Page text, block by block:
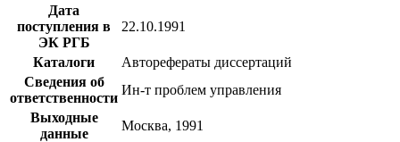
Дата
поступления в
ЭК РГБ
22.10.1991
Каталоги
Авторефераты диссертаций
Сведения об
ответственности
Ин-т проблем управления
Выходные
данные
Москва, 1991